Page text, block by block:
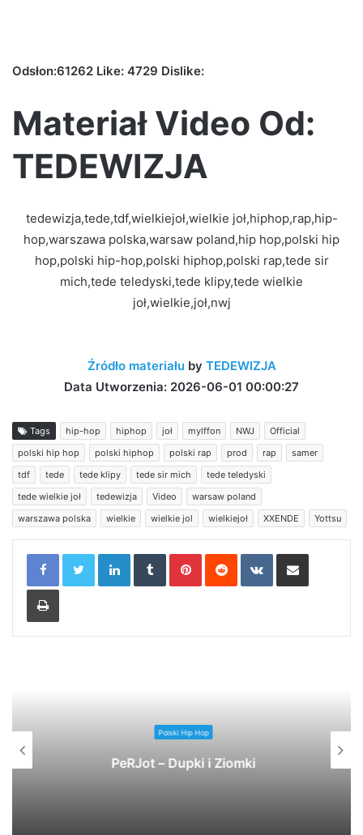
Odsłon:61262 Like: 4729 Dislike:
Materiał Video Od:
TEDEWIZJA
tedewizja,tede,tdf,wielkiejoł,wielkie joł,hiphop,rap,hip-
hop,warszawa polska,warsaw poland,hip hop,polski hip
hop,polski hip-hop,polski hiphop,polski rap,tede sir
mich,tede teledyski,tede klipy,tede wielkie
joł,wielkie,joł,nwj
Źródło materiałuby TEDEWIZJA
Data Utworzenia: 2026-06-01 00:00:27
Tags hip-hop hiphop joł mylffon NWJ
Official
polski hip hop
polski hiphop polski rap prod rap
samer
tdf
tede tede klipy tede sir mich
tede teledyski
tede wielkie joł
tedewizja Video
warsaw poland
warszawa polska
wielkie wielkie jol wielkiejoł XXENDE Yottsu
LinkedInTumblrPinterestReddit VKontakteShare via Email
Print
Polski Hip Hop
PeRJot – Dupki i Ziomki